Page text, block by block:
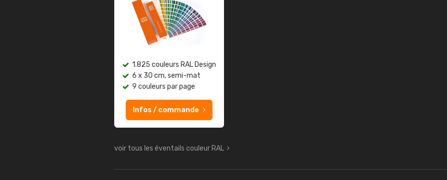
1.825 couleurs RAL Design
6 x 30 cm, semi-mat
9 couleurs par page
Infos / commande
voir tous les éventails couleur RAL